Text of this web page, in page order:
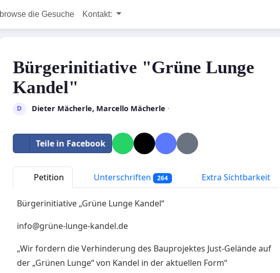
browse die Gesuche Kontakt:
Bürgerinitiative "Grüne Lunge
Kandel"
D Dieter Mächerle, Marcello Mächerle ·
Teile in Facebook
Petition Unterschriften 264 Extra Sichtbarkeit
Bürgerinitiative „Grüne Lunge Kandel“
info@grüne-lunge-kandel.de
„Wir fordern die Verhinderung des Bauprojektes Just-Gelände auf
der „Grünen Lunge“ von Kandel in der aktuellen Form“